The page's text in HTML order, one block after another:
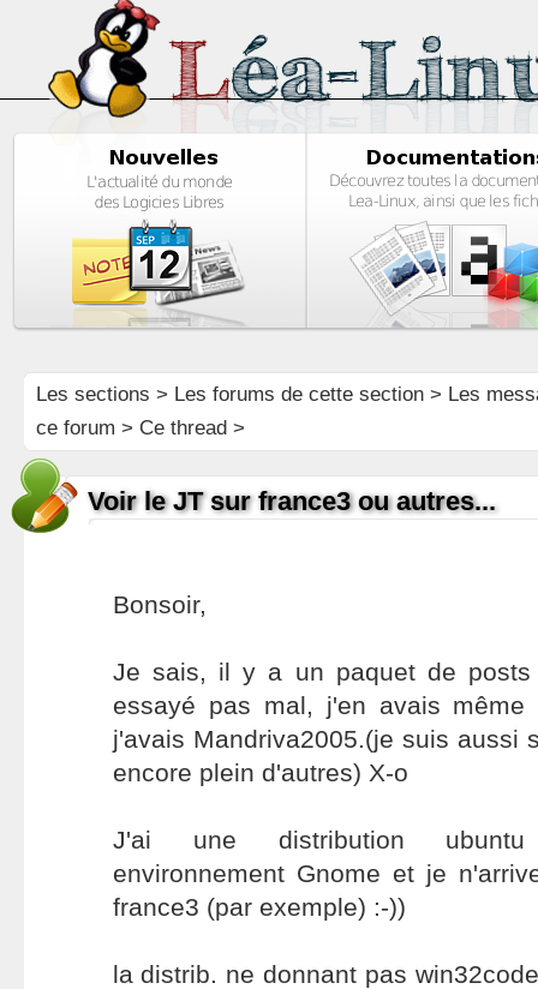
Les sections > Les forums de cette section> Les
ce forum > Ce thread >
Voir le JT sur france3 ou autres...
Bonsoir,
Je sais, il y a un paquet de
essayé pas mal, j'en avais
j'avais Mandriva2005.(je suis aussi
encore plein d'autres) X-o
J'ai une distribution
environnement Gnome et je
france3 (par exemple) :-))
la distrib. ne donnant pas